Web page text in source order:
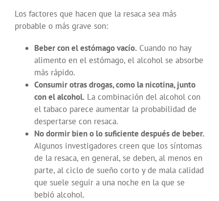
Los factores que hacen que la resaca sea más
probable o más grave son:
Beber con el estómago vacío. Cuando no hay
alimento en el estómago, el alcohol se absorbe
más rápido.
Consumir otras drogas, como la nicotina, junto
con el alcohol. La combinación del alcohol con
el tabaco parece aumentar la probabilidad de
despertarse con resaca.
No dormir bien o lo suficiente después de beber.
Algunos investigadores creen que los síntomas
de la resaca, en general, se deben, al menos en
parte, al ciclo de sueño corto y de mala calidad
que suele seguir a una noche en la que se
bebió alcohol.